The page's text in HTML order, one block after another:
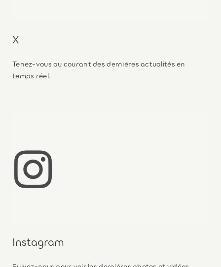
X
Tenez-vous au courant des dernières actualités en
temps réel.
Instagram